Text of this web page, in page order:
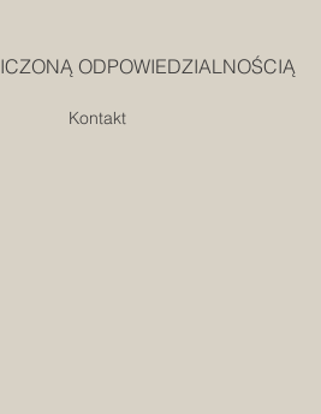
ODPOWIEDZIALNOŚCIĄ
Kontakt